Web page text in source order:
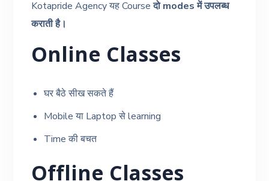
Kotapride Agency यह Courseदो modes में उपलब्ध
कराती है।
Online Classes
घर बैठे सीख सकते हैं
Mobile या Laptop से learning
Time की बचत